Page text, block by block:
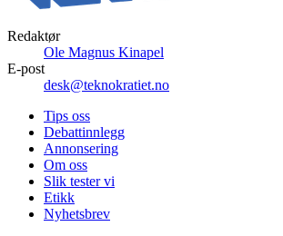
Redaktør
Ole Magnus Kinapel
E-post
desk@teknokratiet.no
Tips oss
Debattinnlegg
Annonsering
Om oss
Slik tester vi
Etikk
Nyhetsbrev